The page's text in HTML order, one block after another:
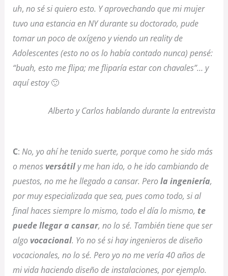
uh, no sé si quiero esto. Y aprovechando que mi mujer
tuvo una estancia en NY durante su doctorado, pude
tomar un poco de oxígeno y viendo un reality de
Adolescentes (esto no os lo había contado nunca) pensé:
“buah, esto me flipa; me fliparía estar con chavales”… y
aquí estoy🙂
Alberto y Carlos hablando durante la entrevista
C: No, yo ahí he tenido suerte, porque como he sido más
o menos versátily me han ido, o he ido cambiando de
puestos, no me he llegado a cansar. Perola ingeniería,
por muy especializada que sea, pues como todo, si al
final haces siempre lo mismo, todo el día lo mismo, te
puede llegar a cansar, no lo sé. También tiene que ser
algo vocacional. Yo no sé si hay ingenieros de diseño
vocacionales, no lo sé. Pero yo no me vería 40 años de
mi vida haciendo diseño de instalaciones, por ejemplo.